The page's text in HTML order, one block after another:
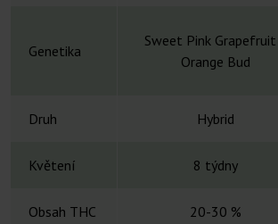
Genetika
Sweet Pink
Orange Bud
Druh Hybrid
Květení 8 týdny
Obsah THC 20-30 %